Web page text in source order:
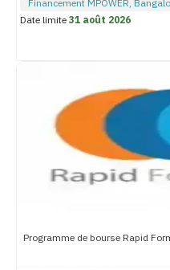
Financement MPOWER,
Date limite31 août 2026
Programme de bourse Rapid